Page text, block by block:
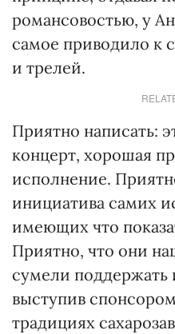
романсовостью, у
самое приводило к
и трелей.
Приятно написать:
концерт, хорошая
исполнение.
инициатива самих
имеющих что
Приятно, что они
сумели поддержать
выступив
традициях